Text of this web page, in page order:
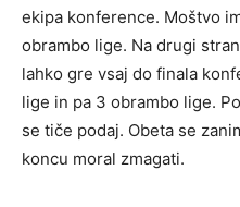
ekipa konference. Moštvo
obrambo lige. Na drugi
lahko gre vsaj do finala
lige in pa 3 obrambo lige.
se tiče podaj. Obeta se
koncu moral zmagati.